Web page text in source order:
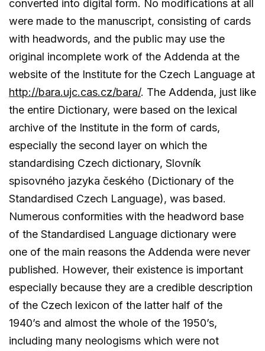
converted into digital form. No modifications at all
were made to the manuscript, consisting of cards
with headwords, and the public may use the
original incomplete work of the Addenda at the
website of the Institute for the Czech Language at
http://bara.ujc.cas.cz/bara/. The Addenda, just like
the entire Dictionary, were based on the lexical
archive of the Institute in the form of cards,
especially the second layer on which the
standardising Czech dictionary, Slovník
spisovného jazyka českého (Dictionary of the
Standardised Czech Language), was based.
Numerous conformities with the headword base
of the Standardised Language dictionary were
one of the main reasons the Addenda were never
published. However, their existence is important
especially because they are a credible description
of the Czech lexicon of the latter half of the
1940’s and almost the whole of the 1950’s,
including many neologisms which were not